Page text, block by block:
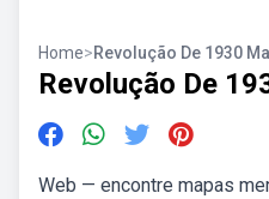
Home>Revolução De 1930
Revolução De
Web — encontre mapas